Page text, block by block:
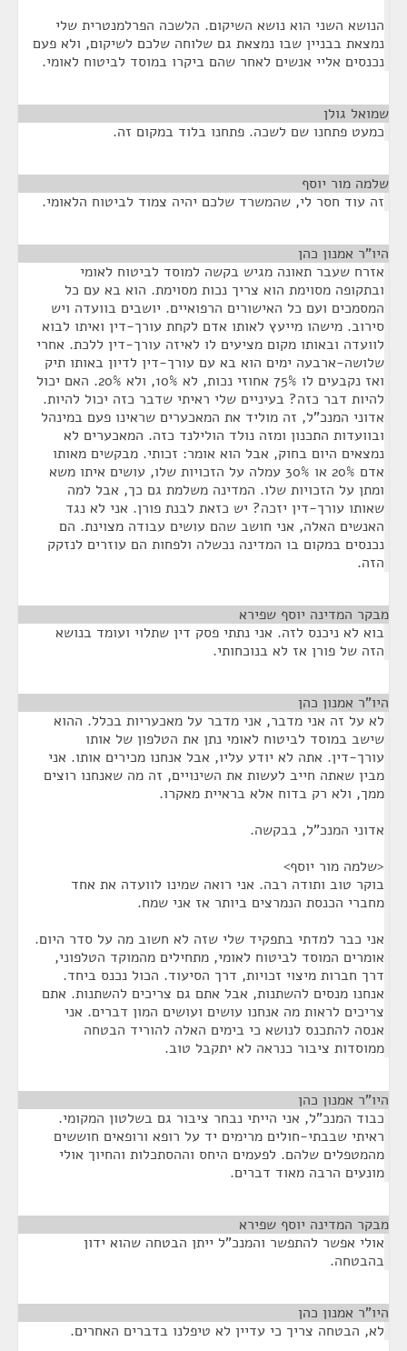
הנושא השני הוא נושא השיקום. הלשכה הפרלמנטרית שלי
נמצאת בבניין שבו נמצאת גם שלוחה שלכם לשיקום, ולא פעם
נכנסים אליי אנשים לאחר שהם ביקרו במוסד לביטוח לאומי.
שמואל גולן
כמעט פתחנו שם לשכה. פתחנו בלוד במקום זה.
שלמה מור יוסף
זה עוד חסר לי, שהמשרד שלכם יהיה צמוד לביטוח הלאומי.
היו"ר אמנון כהן
אזרח שעבר תאונה מגיש בקשה למוסד לביטוח לאומי
ובתקופה מסוימת הוא צריך נכות מסוימת. הוא בא עם כל
המסמכים ועם כל האישורים הרפואיים. יושבים בוועדה ויש
סירוב. מישהו מייעץ לאותו אדם לקחת עורך-דין ואיתו לבוא
לוועדה ובאותו מקום מציעים לו לאיזה עורך-דין ללכת. אחרי
שלושה-ארבעה ימים הוא בא עם עורך-דין לדיון באותו תיק
ואז נקבעים לו 75% אחוזי נכות, לא 10%, ולא 20%. האם יכול
להיות דבר כזה? בעיניים שלי ראיתי שדבר כזה יכול להיות.
אדוני המנכ"ל, זה מוליד את המאכערים שראינו פעם במינהל
ובוועדות התכנון ומזה נולד הולילנד כזה. המאכערים לא
נמצאים היום בחוק, אבל הוא אומר: זכותי. מבקשים מאותו
אדם 20% או 30% עמלה על הזכויות שלו, עושים איתו משא
ומתן על הזכויות שלו. המדינה משלמת גם כך, אבל למה
שאותו עורך-דין יזכה? יש כזאת לבנת פורן. אני לא נגד
האנשים האלה, אני חושב שהם עושים עבודה מצוינת. הם
נכנסים במקום בו המדינה נכשלה ולפחות הם עוזרים לנזקק
הזה.
מבקר המדינה יוסף שפירא
בוא לא ניכנס לזה. אני נתתי פסק דין שתלוי ועומד בנושא
הזה של פורן אז לא בנוכחותי.
היו"ר אמנון כהן
לא על זה אני מדבר, אני מדבר על מאכעריות בכלל. ההוא
שישב במוסד לביטוח לאומי נתן את הטלפון של אותו
עורך-דין. אתה לא יודע עליו, אבל אנחנו מכירים אותו. אני
מבין שאתה חייב לעשות את השינויים, זה מה שאנחנו רוצים
ממך, ולא רק בדוח אלא בראיית מאקרו.
אדוני המנכ"ל, בבקשה.
<שלמה מור יוסף>
בוקר טוב ותודה רבה. אני רואה שמינו לוועדה את אחד
מחברי הכנסת הנמרצים ביותר אז אני שמח.
אני כבר למדתי בתפקיד שלי שזה לא חשוב מה על סדר היום.
אומרים המוסד לביטוח לאומי, מתחילים מהמוקד הטלפוני,
דרך חברות מיצוי זכויות, דרך הסיעוד. הכול נכנס ביחד.
אנחנו מנסים להשתנות, אבל אתם גם צריכים להשתנות. אתם
צריכים לראות מה אנחנו עושים ועושים המון דברים. אני
אנסה להתכנס לנושא כי בימים האלה להוריד הבטחה
ממוסדות ציבור כנראה לא יתקבל טוב.
היו"ר אמנון כהן
כבוד המנכ"ל, אני הייתי נבחר ציבור גם בשלטון המקומי.
ראיתי שבבתי-חולים מרימים יד על רופא ורופאים חוששים
מהמטפלים שלהם. לפעמים היחס וההסתכלות והחיוך אולי
מונעים הרבה מאוד דברים.
מבקר המדינה יוסף שפירא
אולי אפשר להתפשר והמנכ"ל ייתן הבטחה שהוא ידון
בהבטחה.
היו"ר אמנון כהן
לא, הבטחה צריך כי עדיין לא טיפלנו בדברים האחרים.